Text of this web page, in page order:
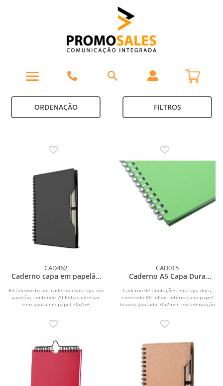
ORDENAÇÃO FILTROS
CAD462
Caderno capa em papelão
Kit composto por caderno com capa em
papelão, contendo 70 folhas internas
sem pauta em papel 70g/m²,
CAD015
Caderno A5 Capa Dura
Caderno de anotações em capa dura,
contendo 80 folhas internas em papel
branco pautado 70g/m² e encadernação